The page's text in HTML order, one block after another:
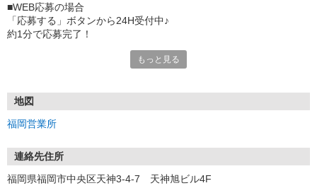
■WEB応募の場合
「応募する」ボタンから24H受付中♪
約1分で応募完了！
①応募から3営業日を目安に、メールorお電話でご連絡します。
★スマホでWEB面接（LINEなど）・出張面接・事務所面接と選べま
す
③面接実施（履歴書不要）
もっと見る
地図
福岡営業所
連絡先住所
福岡県福岡市中央区天神3-4-7 天神旭ビル4F